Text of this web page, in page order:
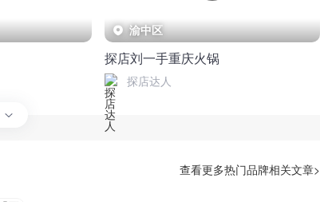
渝中区
探店刘一手重庆火锅
探店达人
查看更多热门品牌相关文章>